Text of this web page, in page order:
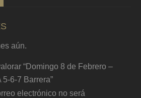
aún.
“Domingo 8 de Febrero –
6-7 Barrera”
electrónico no será